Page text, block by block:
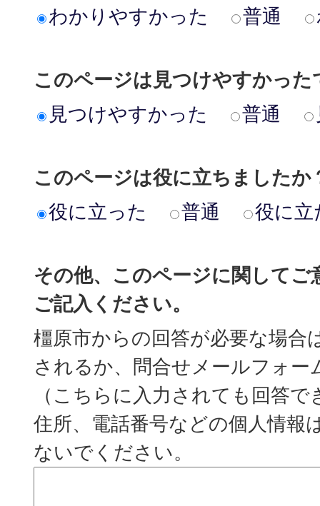
わかりやすかった
普通
このページは見つけやすかった
見つけやすかった
普通
このページは役に立ちましたか
役に立った
普通 役に立
その他、このページに関してご
ご記入ください。
橿原市からの回答が必要な場合
されるか、問合せメールフォー
（こちらに入力されても回答
住所、電話番号などの個人情報
ないでください。